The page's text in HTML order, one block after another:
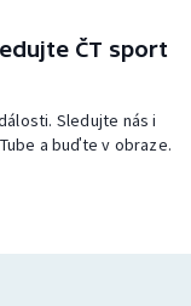
ČT sport
Sledujte nás i
a buďte v obraze.